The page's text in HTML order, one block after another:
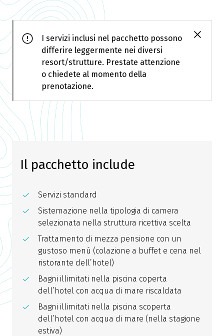
I servizi inclusi nel pacchetto possono
differire leggermente nei diversi
resort/strutture. Prestate attenzione
o chiedete al momento della
prenotazione.
Il pacchetto include
Servizi standard
Sistemazione nella tipologia di camera
selezionata nella struttura ricettiva scelta
Trattamento di mezza pensione con un
gustoso menù (colazione a buffet e cena nel
ristorante dell’hotel)
Bagni illimitati nella piscina coperta
dell’hotel con acqua di mare riscaldata
Bagni illimitati nella piscina scoperta
dell’hotel con acqua di mare (nella stagione
estiva)